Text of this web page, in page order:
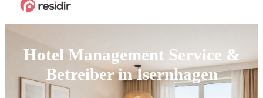
Hotel Management Service &
Betreiber in Isernhagen